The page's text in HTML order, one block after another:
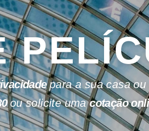
para a sua casa
ou solicite umacotação